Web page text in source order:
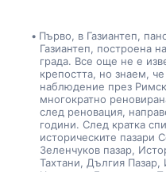
Първо, в Газиантеп,
Газиантеп, построена
града. Все още не е
крепостта, но знаем,
наблюдение през
многократно
след реновация,
години. След кратка
историческите пазари
Зеленчуков пазар,
Тахтани, Дългия